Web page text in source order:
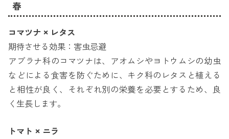
春
コマツナ × レタス
期待させる効果：害虫忌避
アブラナ科のコマツナは、アオムシやヨトウムシの幼虫
などによる食害を防ぐために、キク科のレタスと植える
と相性が良く、それぞれ別の栄養を必要とするため、良
く生長します。
トマト × ニラ